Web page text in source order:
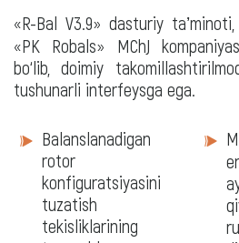
«R-Bal V3.9» dasturiy
«PK Robals» MChJ
bo‘lib, doimiy
tushunarli interfeysga ega.
Dasturiy
taʼminot
Balanslanadigan
rotor
konfiguratsiyasini
tuzatish
tekisliklarining